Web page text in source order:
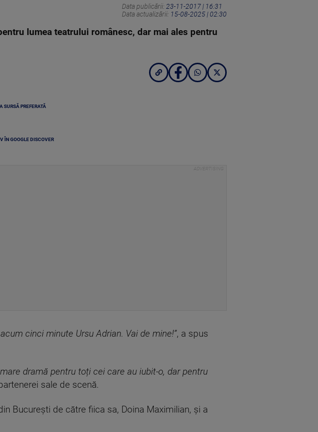
Data publicării: 23-11-2017 | 16:31
Data actualizării: 15-08-2025 | 02:30
lumea teatrului românesc, dar mai ales pentru
SURSĂ PREFERATĂ
ÎN GOOGLE DISCOVER
cinci minute Ursu Adrian. Vai de mine!”, a spus
dramă pentru toți cei care au iubit-o, dar pentru
sale de scenă.
București de către fiica sa, Doina Maximilian, și a